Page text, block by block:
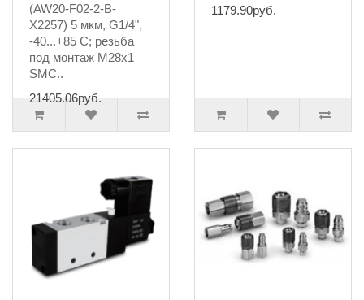
(AW20-F02-2-B-
X2257) 5 мкм, G1/4",
-40...+85 C; резьба
под монтаж М28х1
SMC..
21405.06руб.
1179.90руб.